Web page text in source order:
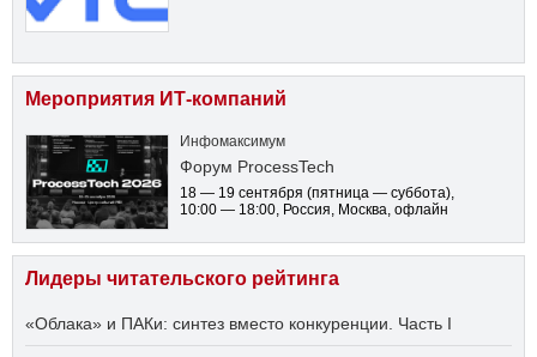
Мероприятия ИТ-компаний
Инфомаксимум
Форум ProcessTech
18 — 19 сентября (пятница — суббота),
10:00 — 18:00, Россия, Москва, офлайн
Лидеры читательского рейтинга
«Облака» и ПАКи: синтез вместо конкуренции. Часть I